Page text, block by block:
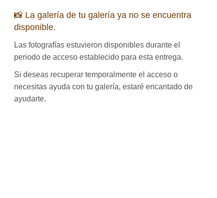
📸 La galería de tu galería ya no se encuentra
disponible.
Las fotografías estuvieron disponibles durante el
periodo de acceso establecido para esta entrega.
Si deseas recuperar temporalmente el acceso o
necesitas ayuda con tu galería, estaré encantado de
ayudarte.